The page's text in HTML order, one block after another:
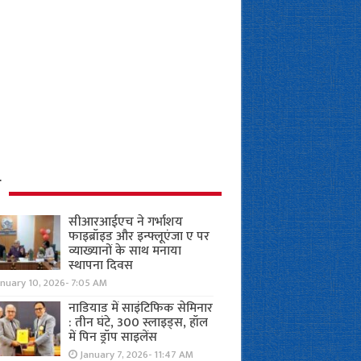
सीआरआईएच ने गर्भाशय
फाइब्रॉइड और इन्फ्लूएंजा ए पर
व्याख्यानों के साथ मनाया
स्थापना दिवस
10, 2026- 7:05 AM
नाडियाड में साइंटिफिक सेमिनार
: तीन घंटे, 300 स्लाइड्स, हॉल
में पिन ड्रॉप साइलेंस
January 7, 2026- 11:47 AM